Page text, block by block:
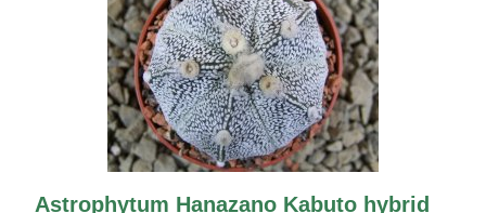
Astrophytum Hanazano Kabuto hybrid